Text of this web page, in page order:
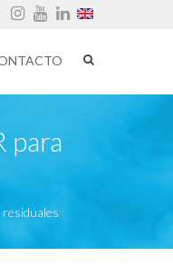
Instagram
YouTube
LinkedIn
para